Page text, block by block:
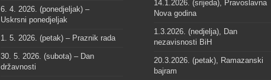
6. 4. 2026. (ponedjeljak) –
Uskrsni ponedjeljak
1. 5. 2026. (petak) – Praznik rada
30. 5. 2026. (subota) – Dan
državnosti
14.1.2026. (srijeda), Pravoslavna
Nova godina
1.3.2026. (nedjelja), Dan
nezavisnosti BiH
20.3.2026. (petak), Ramazanski
bajram